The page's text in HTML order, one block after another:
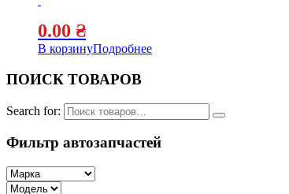
0.00 ₴
В корзинуПодробнее
ПОИСК ТОВАРОВ
Search for:
Фильтр автозапчастей